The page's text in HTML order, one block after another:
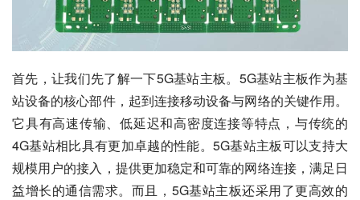
首先，让我们先了解一下5G基站主板。5G基站主板作为基
站设备的核心部件，起到连接移动设备与网络的关键作用。
它具有高速传输、低延迟和高密度连接等特点，与传统的
4G基站相比具有更加卓越的性能。5G基站主板可以支持大
规模用户的接入，提供更加稳定和可靠的网络连接，满足日
益增长的通信需求。而且，5G基站主板还采用了更高效的